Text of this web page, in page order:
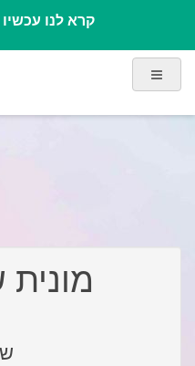
קרא לנו עכשיו